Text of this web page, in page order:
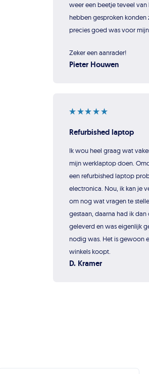
weer een beetje teveel
hebben gesproken
precies goed was voor
Zeker een aanrader!
Pieter Houwen
Refurbished laptop
Ik wou heel graag wat
mijn werklaptop doen.
een refurbished laptop
electronica. Nou, ik kan je
om nog wat vragen te
gestaan, daarna had ik
geleverd en was eigenlijk
nodig was. Het is gewoon
winkels koopt.
D. Kramer